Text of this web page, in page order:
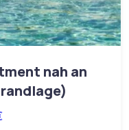
nah an